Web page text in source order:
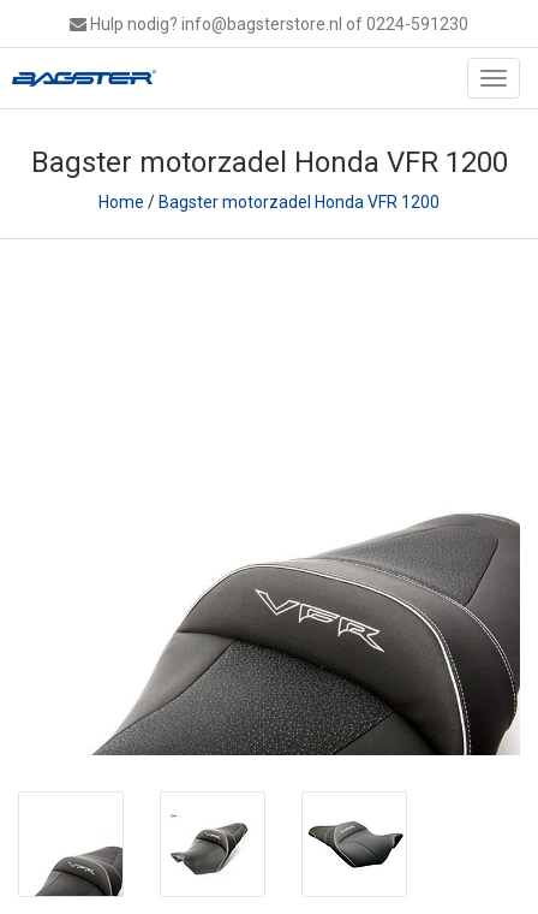
Hulp nodig? info@bagsterstore.nl of 0224-591230
Bagster motorzadel Honda VFR 1200
Home /Bagster motorzadel Honda VFR 1200